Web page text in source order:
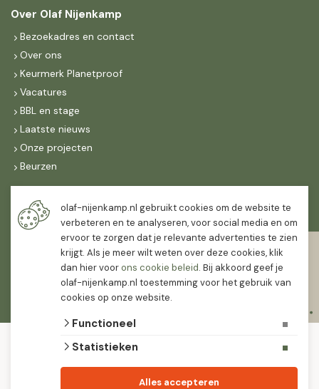
Over Olaf Nijenkamp
Bezoekadres en contact
Over ons
Keurmerk Planetproof
Vacatures
BBL en stage
Laatste nieuws
Onze projecten
Beurzen
Maandag t/m vrijdag
07:30-
16:30
12:00
algemene voorwaarden
leveranciers die leveren met keurmerk.
olaf-nijenkamp.nl gebruikt cookies om de website te
verbeteren en te analyseren, voor social media en om
ervoor te zorgen dat je relevante advertenties te zien
krijgt. Als je meer wilt weten over deze cookies, klik
dan hier voorons cookie beleid. Bij akkoord geef je
olaf-nijenkamp.nl toestemming voor het gebruik van
cookies op onze website.
Functioneel
Statistieken
Alles accepteren